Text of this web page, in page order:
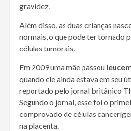
gravidez.
Além disso, as duas crianças
normais, o que pode ter tornado
células tumorais.
Em 2009 uma mãe passou
quando ele ainda estava em seu
reportado pelo jornal britânico
Segundo o jornal, esse foi o
comprovado de células
na placenta.